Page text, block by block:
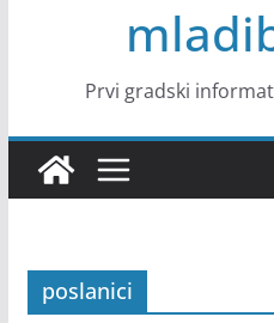
Prvi gradski
poslanici